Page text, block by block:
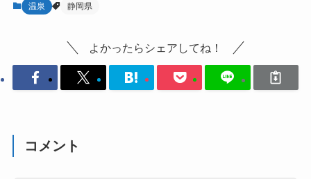
温泉 静岡県
よかったらシェアしてね！
コメント